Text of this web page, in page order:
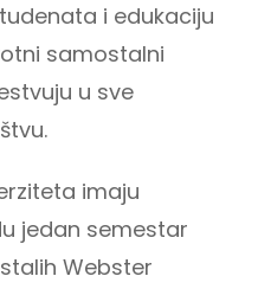
i edukaciju
samostalni
u sve
imaju
jedan semestar
Webster